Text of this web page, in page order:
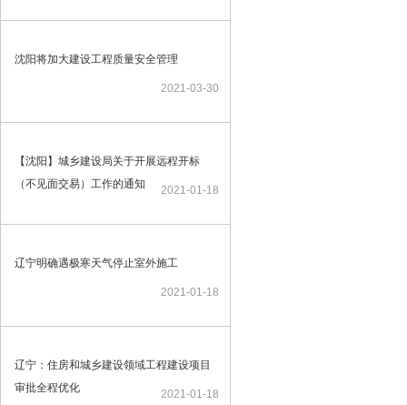
沈阳将加大建设工程质量安全管理
2021-03-30
【沈阳】城乡建设局关于开展远程开标
（不见面交易）工作的通知
2021-01-18
辽宁明确遇极寒天气停止室外施工
2021-01-18
辽宁：住房和城乡建设领域工程建设项目
审批全程优化
2021-01-18